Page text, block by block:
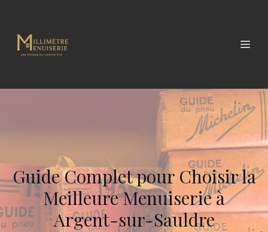
Guide Complet pour Choisir la
Meilleure Menuiserie à
Argent-sur-Sauldre